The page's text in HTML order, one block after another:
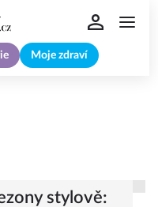
Moje zdraví
stylově: